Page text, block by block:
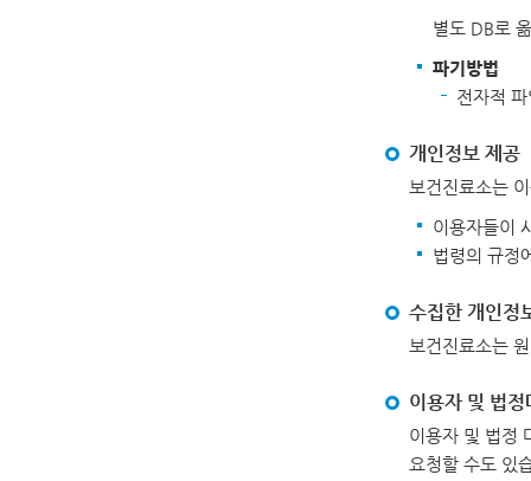
별도 DB로
파기방법
전자적
개인정보 제공
보건진료소는
이용자들이
법령의 규정
수집한 개인정
보건진료소는
이용자 및 법
이용자 및 법정
요청할 수도 있